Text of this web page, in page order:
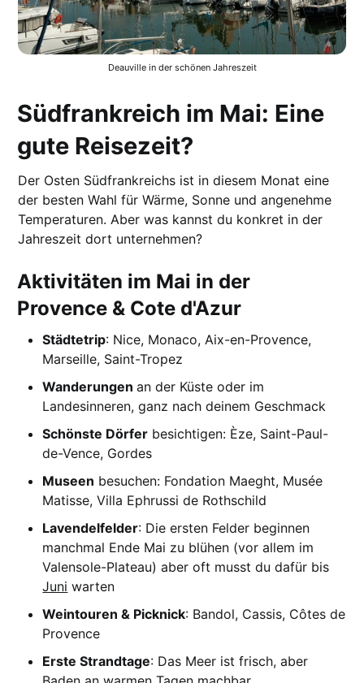
Deauville in der schönen Jahreszeit
Südfrankreich im Mai: Eine
gute Reisezeit?
Der Osten Südfrankreichs ist in diesem Monat eine
der besten Wahl für Wärme, Sonne und angenehme
Temperaturen. Aber was kannst du konkret in der
Jahreszeit dort unternehmen?
Aktivitäten im Mai in der
Provence & Cote d'Azur
Städtetrip: Nice, Monaco, Aix-en-Provence,
Marseille, Saint-Tropez
Wanderungenan der Küste oder im
Landesinneren, ganz nach deinem Geschmack
Schönste Dörfer besichtigen: Èze, Saint-Paul-
de-Vence, Gordes
Museen besuchen: Fondation Maeght, Musée
Matisse, Villa Ephrussi de Rothschild
Lavendelfelder: Die ersten Felder beginnen
manchmal Ende Mai zu blühen (vor allem im
Valensole-Plateau) aber oft musst du dafür bis
Juni warten
Weintouren & Picknick: Bandol, Cassis, Côtes de
Provence
Erste Strandtage: Das Meer ist frisch, aber